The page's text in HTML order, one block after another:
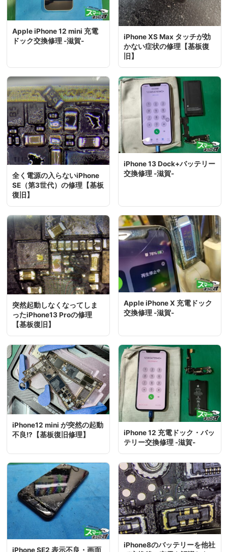
Apple iPhone 12 mini 充電
ドック交換修理 -滋賀-
iPhone XS Max タッチが効
かない症状の修理【基板復
旧】
全く電源の入らないiPhone
SE（第3世代）の修理【基板
復旧】
iPhone 13 Dock+バッテリー
交換修理 -滋賀-
突然起動しなくなってしま
ったiPhone13 Proの修理
【基板復旧】
Apple iPhone X 充電ドック
交換修理 -滋賀-
iPhone12 mini が突然の起動
不良!?【基板復旧修理】
iPhone 12 充電ドック・バッ
テリー交換修理 -滋賀-
iPhone SE2 表示不良・画面
iPhone8のバッテリーを他社